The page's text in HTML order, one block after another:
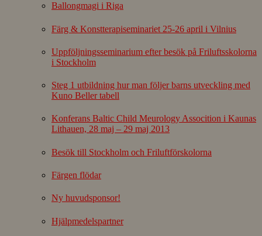
Ballongmagi i Riga
Färg & Konstterapiseminariet 25-26 april i Vilnius
Uppföljningsseminarium efter besök på Friluftsskolorna
i Stockholm
Steg 1 utbildning hur man följer barns utveckling med
Kuno Beller tabell
Konferans Baltic Child Meurology Assocition i Kaunas
Lithauen, 28 maj – 29 maj 2013
Besök till Stockholm och Friluftförskolorna
Färgen flödar
Ny huvudsponsor!
Hjälpmedelspartner